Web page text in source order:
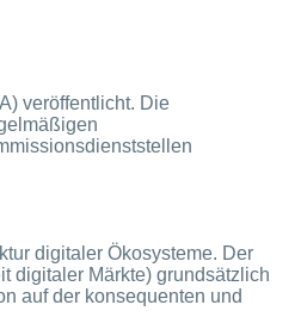
veröffentlicht. Die
digitaler Ökosysteme. Der
digitaler Märkte) grundsätzlich
auf der konsequenten und